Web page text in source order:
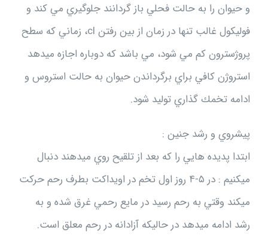
و حيوان را به حالت فحلي باز گردانند جلوگيري مي كند و
فوليكول غالب تنها در زمان از بين رفتن cl، زماني كه سطح
پروژسترون كم مي شود، مي باشد كه دوباره اجازه ميدهد
استروژن كافي براي برگرداندن حيوان به حالت استروس و
ادامه تخمك گذاري توليد شود.
پيشروي و رشد جنين :
ابتدا پديده هايي را كه بعد از تلقيح روي ميدهند دنبال
ميكنيم : در ۵-۴ روز اول تخم در اويداكت بطرف رحم حركت
ميكند وقتي به رحم رسيد در مايع رحمي غرق شده و به
رشد ادامه ميدهد در حاليكه آزادانه در رحم معلق است.